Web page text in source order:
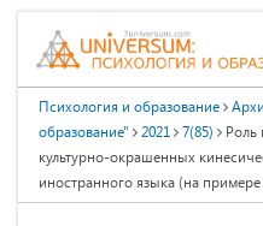
Психология и образование
образование"
2021 7(85)
Роль
культурно-окрашенных
иностранного языка (на